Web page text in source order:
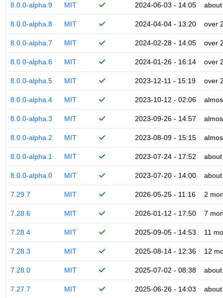
8.0.0-alpha.9 MIT 2024-06-03 - 14:05
8.0.0-alpha.8 MIT 2024-04-04 - 13:20 over
8.0.0-alpha.7 MIT 2024-02-28 - 14:05 over
8.0.0-alpha.6 MIT 2024-01-26 - 16:14 over
8.0.0-alpha.5 MIT 2023-12-11 - 15:19 over
8.0.0-alpha.4 MIT 2023-10-12 - 02:06
8.0.0-alpha.3 MIT 2023-09-26 - 14:57
8.0.0-alpha.2 MIT 2023-08-09 - 15:15
8.0.0-alpha.1 MIT 2023-07-24 - 17:52
8.0.0-alpha.0 MIT 2023-07-20 - 14:00
7.29.7 MIT 2026-05-25 - 11:16 2
7.28.6 MIT 2026-01-12 - 17:50 7
7.28.4 MIT 2025-09-05 - 14:53 11
7.28.3 MIT 2025-08-14 - 12:36 12
7.28.0 MIT 2025-07-02 - 08:38
7.27.7 MIT 2025-06-26 - 14:03